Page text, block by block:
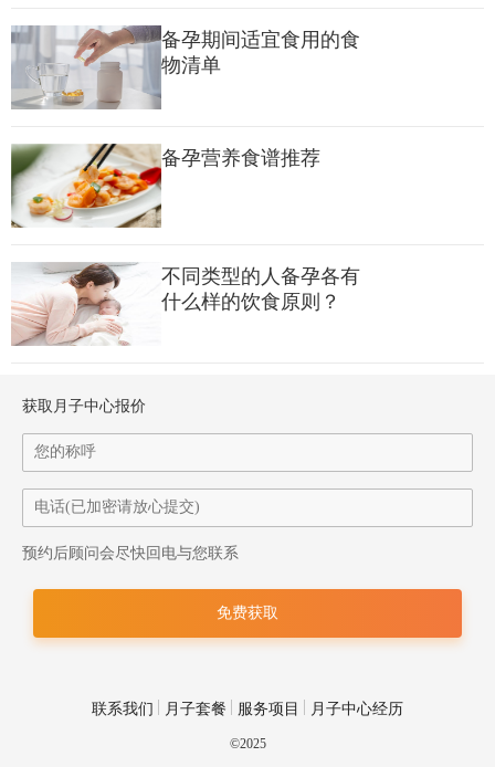
秋葵：里面那黏黏的液体含有丰富的果胶，对保护胃黏膜、维持
血糖平衡很有用。
四、“鲜活能量”：这些也别漏掉
莲藕：生吃清热，熟吃养血。对于备孕期需要补血气的姐妹来
洋葱：虽然味道有点大，但它能杀菌、抗氧化。它可以帮我们提
高免疫力，尽量不让感冒发烧扰乱排卵期。
紫甘蓝：那一抹紫色代表着满满的抗氧化能力。拌个沙拉，既能
补充膳食纤维，看着心情也好。
备孕期间适宜食用的食
物清单
备孕营养食谱推荐
不同类型的人备孕各有
什么样的饮食原则？
获取月子中心报价
预约后顾问会尽快回电与您联系
联系我们 月子套餐 服务项目 月子中心经历
©2025